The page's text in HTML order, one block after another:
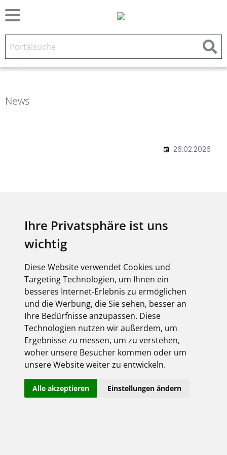
Ihre Privatsphäre ist uns
wichtig
Diese Website verwendet Cookies und
Targeting Technologien, um Ihnen ein
besseres Internet-Erlebnis zu ermöglichen
und die Werbung, die Sie sehen, besser an
Ihre Bedürfnisse anzupassen. Diese
Technologien nutzen wir außerdem, um
Ergebnisse zu messen, um zu verstehen,
woher unsere Besucher kommen oder um
unsere Website weiter zu entwickeln.
Alle akzeptieren Einstellungen ändern
News